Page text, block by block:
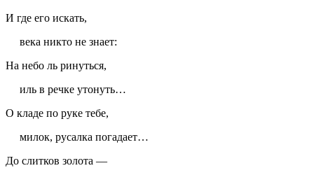
И где его искать,
века никто не знает:
На небо ль ринуться,
иль в речке утонуть…
О кладе по руке тебе,
милок, русалка погадает…
До слитков золота —